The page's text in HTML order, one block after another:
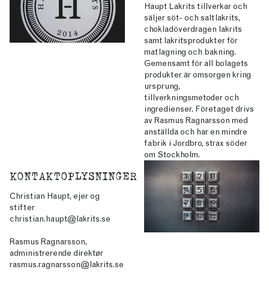
Haupt Lakrits tillverkar och
säljer söt- och saltlakrits,
chokladöverdragen lakrits
samt lakritsprodukter för
matlagning och bakning.
Gemensamt för all bolagets
produkter är omsorgen kring
ursprung,
tillverkningsmetoder och
ingredienser. Företaget drivs
av Rasmus Ragnarsson med
anställda och har en mindre
fabrik i Jordbro, strax söder
om Stockholm.
KONTAKTOPLYSNINGER
Christian Haupt, ejer og
stifter
christian.haupt@lakrits.se
Rasmus Ragnarsson,
administrerende direktør
rasmus.ragnarsson@lakrits.se